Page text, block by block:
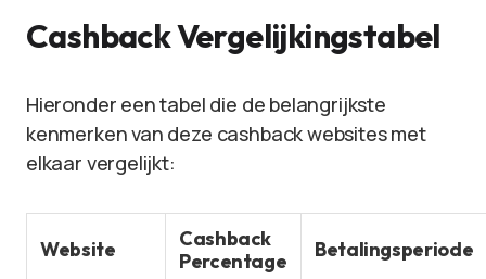
Cashback Vergelijkingstabel
Hieronder een tabel die de belangrijkste
kenmerken van deze cashback websites met
elkaar vergelijkt:
Website
Cashback
Percentage
Betalingsperiode